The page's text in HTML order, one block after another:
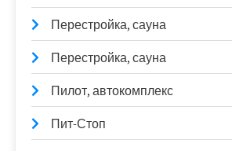
Перестройка, сауна
Перестройка, сауна
Пилот, автокомплекс
Пит-Стоп